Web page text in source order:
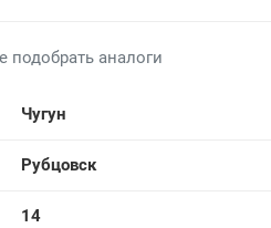
подобрать аналоги
Чугун
Рубцовск
14